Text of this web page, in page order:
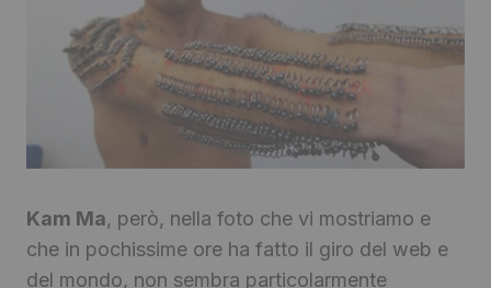
Kam Ma, però, nella foto che vi mostriamo e
che in pochissime ore ha fatto il giro del web e
del mondo, non sembra particolarmente